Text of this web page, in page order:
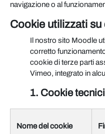
navigazione o al
Cookie utilizzati
Il nostro sito Moodle
corretto
cookie di terze parti
Vimeo, integrato in
1. Cookie
Nome del cookie